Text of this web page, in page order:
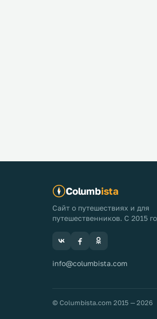
Columbista
Сайт о путешествиях и для
путешественников. С 2015
info@columbista.com
© Columbista.com 2015 — 2026